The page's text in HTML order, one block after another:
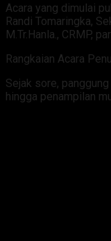
Acara yang dimulai
Randi Tomaringka,
M.Tr.Hanla., CRMP,
Rangkaian Acara
Sejak sore,
hingga penampilan